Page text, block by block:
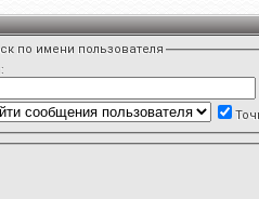
по имени пользователя